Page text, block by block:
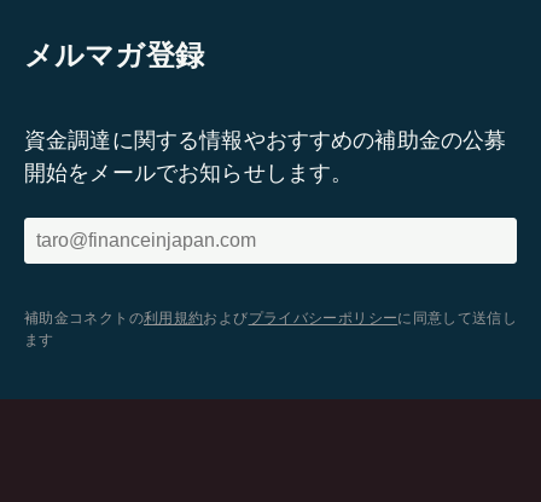
メルマガ登録
資金調達に関する情報やおすすめの補助金の公募
開始をメールでお知らせします。
補助金コネクトの利用規約およびプライバシーポリシーに同意して送信し
ます